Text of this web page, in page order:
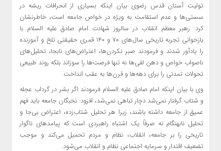
تولیت آستان قدس رضوی بیان اینکه بسیاری از انحرافات ریشه در
سستی‌ها و عدم استقامت به ویژه در خواص جامعه است، خاطرنشان
کرد: رهبر معظم انقلاب در سالروز شهادت امام صادق علیه السلام با
بازخوانی تجربه تاریخی سال‌های ۷۰ و ۱۴۰ قمری حقیقتی تلخ و آموزنده
را یادآور شدند و فرمودند صبر نکردن‌ها، اعتراض‌های نابجا، تحلیل‌های
ناصواب خواص و دهن لقی‌ها نه تنها فرصت‌ها را سوزاند بلکه روند طبیعی
تحولات تمدنی را برای دهه‌ها و قرن‌ها به عقب انداخت.
وی با بیان اینکه امام صادق علیه السلام فرمودند اگر بشر در گرداب عجله
و شتاب گرفتار نمی‌شد دچار تباهی نمی‌شد، افزود: نخبگان جامعه باید فهم
عمیق از جامعه داشته باشند، زیرا هر تحلیل شتاب‌زده، اعتراض بی‌جا و
تحلیل نابهنگام نه صرفاً یک اشتباه راهبردی است که پیامدهای ناگوار
تاریخی را بر جامعه، انقلاب، نظام و مردم تحمیل می‌کند و موجب
تضعیف اقتدار و سرمایه اجتماعی نظام و انقلاب می‌شود.